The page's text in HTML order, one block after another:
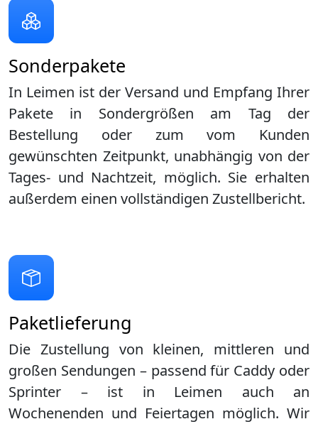
Paketlieferung
Die Zustellung von kleinen, mittleren und
großen Sendungen – passend für Caddy oder
Sprinter – ist in Leimen auch an
Wochenenden und Feiertagen möglich. Wir
Sonderpakete
In Leimen ist der Versand und Empfang Ihrer
Pakete in Sondergrößen am Tag der
Bestellung oder zum vom Kunden
gewünschten Zeitpunkt, unabhängig von der
Tages- und Nachtzeit, möglich. Sie erhalten
außerdem einen vollständigen Zustellbericht.